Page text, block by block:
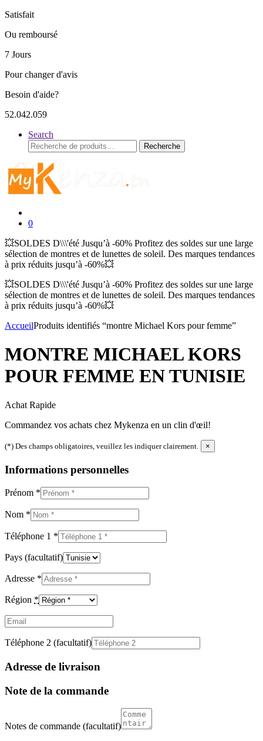
Satisfait
Ou remboursé
7 Jours
Pour changer d'avis
Besoin d'aide?
52.042.059
Search
Recherche
pour :
Recherche
0
💥SOLDES D\\\'été Jusqu’à -60% Profitez des soldes sur une large
sélection de montres et de lunettes de soleil. Des marques tendances
à prix réduits jusqu’à -60%💥
💥SOLDES D\\\'été Jusqu’à -60% Profitez des soldes sur une large
sélection de montres et de lunettes de soleil. Des marques tendances
à prix réduits jusqu’à -60%💥
AccueilProduits identifiés “montre Michael Kors pour femme”
MONTRE MICHAEL KORS
POUR FEMME EN TUNISIE
Achat Rapide
Commandez vos achats chez Mykenza en un clin d'œil!
(*) Des champs obligatoires, veuillez les indiquer clairement. ×
Informations personnelles
Prénom *
Nom *
Téléphone 1 *
Pays (facultatif)
Adresse *
Région *
Email
Téléphone 2 (facultatif)
Adresse de livraison
Note de la commande
Notes de commande (facultatif)